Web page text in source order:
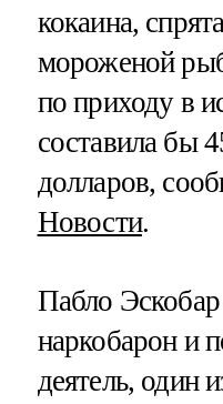
кокаина,
мороженой
по приходу в
составила бы
долларов,
Новости.
Пабло
наркобарон и
деятель, один